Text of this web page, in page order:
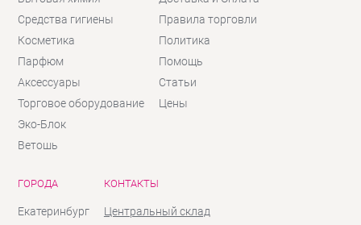
Средства гигиены
Косметика
Парфюм
Аксессуары
Торговое оборудование
Эко-Блок
Ветошь
Правила торговли
Политика
Помощь
Статьи
Цены
ГОРОДА
Екатеринбург
КОНТАКТЫ
Центральный склад